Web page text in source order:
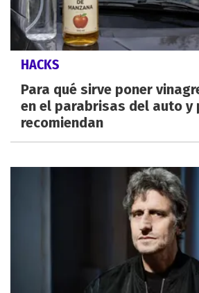
HACKS
Para qué sirve poner
en el parabrisas del auto y
recomiendan